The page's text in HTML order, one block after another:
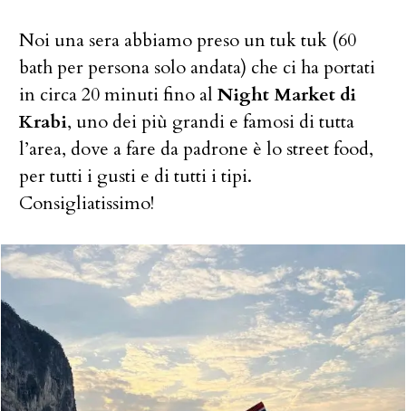
Noi una sera abbiamo preso un tuk tuk (60
bath per persona solo andata) che ci ha portati
in circa 20 minuti fino al Night Market di
Krabi, uno dei più grandi e famosi di tutta
l’area, dove a fare da padrone è lo street food,
per tutti i gusti e di tutti i tipi.
Consigliatissimo!